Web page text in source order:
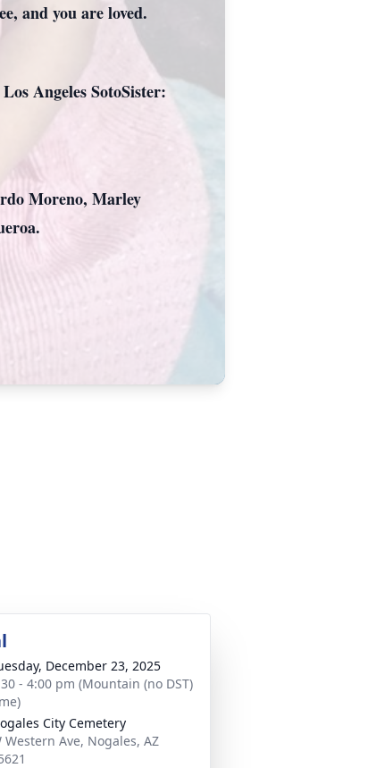
and you are loved.
Angeles SotoSister:
Moreno, Marley
December 23, 2025
- 4:00 pm (Mountain (no DST)
City Cemetery
Western Ave, Nogales, AZ